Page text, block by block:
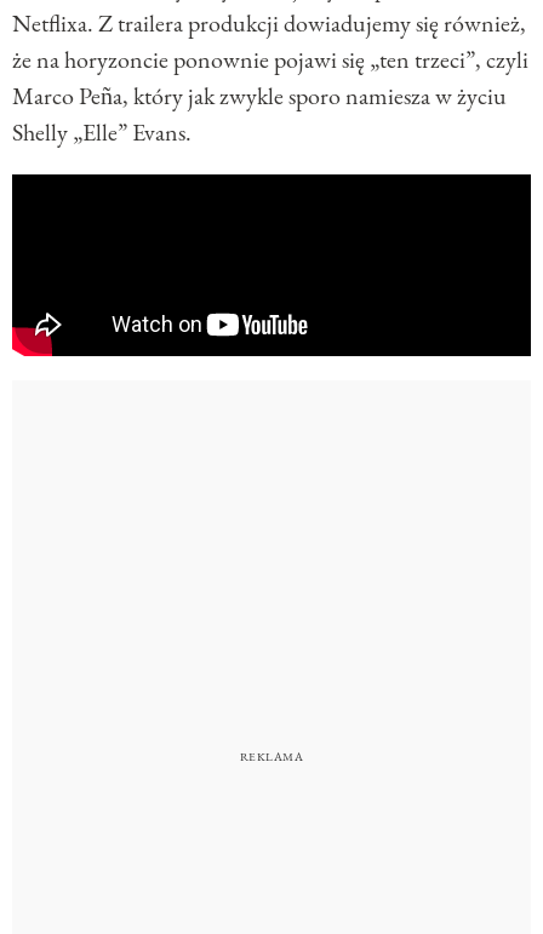
Netflixa. Z trailera produkcji dowiadujemy się również,
że na horyzoncie ponownie pojawi się „ten trzeci”, czyli
Marco Peña, który jak zwykle sporo namiesza w życiu
Shelly „Elle” Evans.